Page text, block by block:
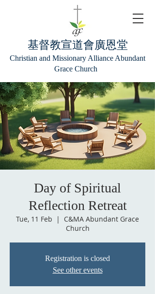
基督教宣道會廣恩堂
Christian and Missionary Alliance Abundant
Grace Church
Day of Spiritual
Reflection Retreat
Tue, 11 Feb
  |
C&MA Abundant Grace
Church
Registration is closed
See other events